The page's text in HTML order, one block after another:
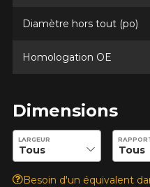
Diamètre hors tout (po)
Homologation OE
Dimensions
Entrez les dimensions
LARGEUR
Besoin d'un équivalent
Option